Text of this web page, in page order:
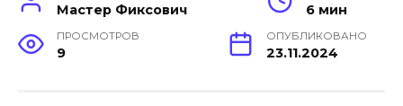
Мастер Фиксович 6 мин
ПРОСМОТРОВ
9
ОПУБЛИКОВАНО
23.11.2024